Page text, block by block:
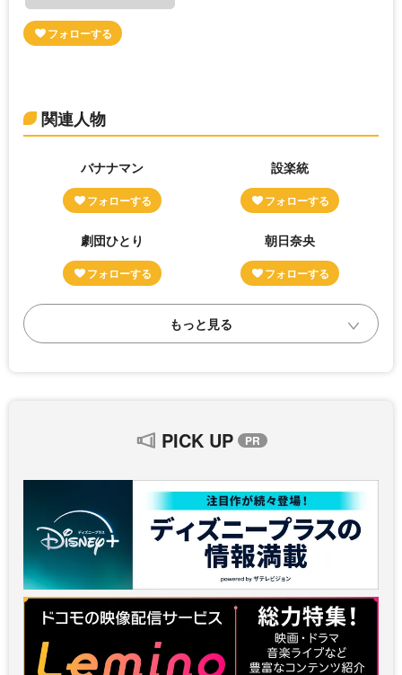
関連人物
バナナマン 設楽統
劇団ひとり 朝日奈央
PICK UP